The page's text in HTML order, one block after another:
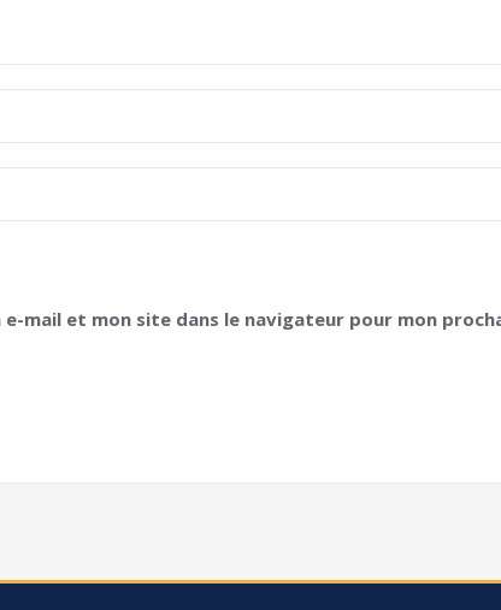
mail et mon site dans le navigateur pour mon